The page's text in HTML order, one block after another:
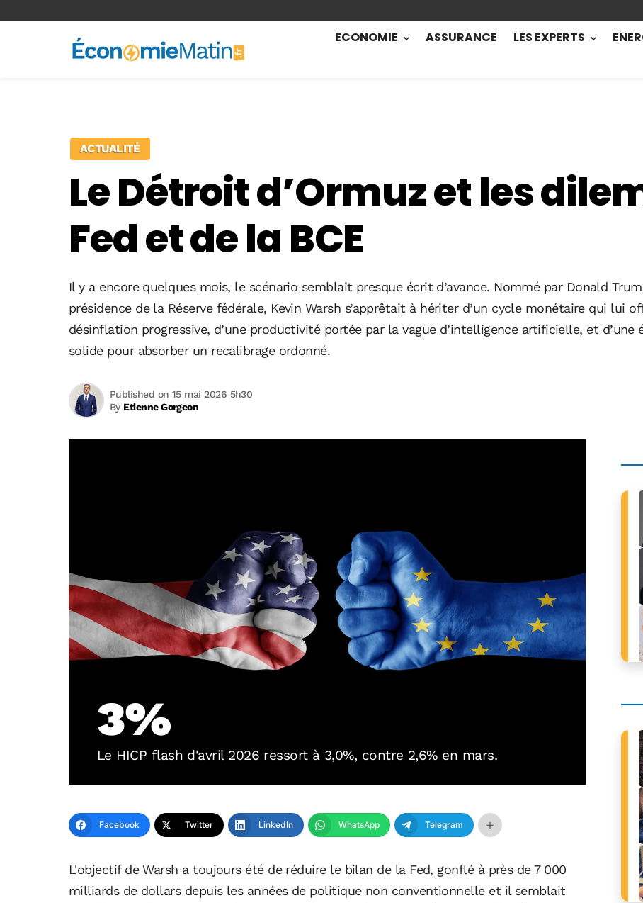
ECONOMIE ASSURANCE LES EXPERTS
ACTUALITÉ
Le Détroit d’Ormuz et les
Fed et de la BCE
Il y a encore quelques mois, le scénario semblait presque écrit d’avance. Nommé par Donald
présidence de la Réserve fédérale, Kevin Warsh s’apprêtait à hériter d’un cycle monétaire qui lui
désinflation progressive, d’une productivité portée par la vague d’intelligence artificielle, et
solide pour absorber un recalibrage ordonné.
By Etienne Gorgeon
Published on 15 mai 2026 5h30
3%
Le HICP flash d'avril 2026 ressort à 3,0%, contre 2,6% en mars.
Facebook Twitter LinkedIn WhatsApp Telegram
L'objectif de Warsh a toujours été de réduire le bilan de la Fed, gonflé à près de 7 000
milliards de dollars depuis les années de politique non conventionnelle et il semblait